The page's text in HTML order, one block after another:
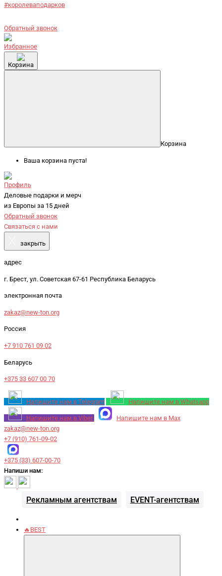
#королеваподарков
Обратный звонок
Избранное
Корзина
Корзина
Ваша корзина пуста!
Профиль
Деловые подарки и мерч
из Европы за 15 дней
Обратный звонок
Связаться с нами
закрыть
адрес
г. Брест, ул. Советская 67-61 Республика Беларусь
электронная почта
zakaz@new-ton.org
Россия
+7 910 761 09 02
Беларусь
+375 33 607 00 70
Напишите нам в Telegram Напишите нам в Whatsapp
Напишите нам в Viber
Напишите нам в Max
zakaz@new-ton.org
+7 (910) 761-09-02
+375 (33) 607-00-70
Напиши нам:
Рекламным агентствам EVENT-агентствам
🔥BEST